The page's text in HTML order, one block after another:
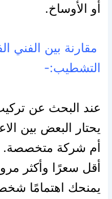
أو الأوساخ.
مقارنة بين الفني
التشطيب:-
عند البحث عن
يحتار البعض بين
أم شركة متخصصة.
أقل سعرًا وأكثر
يمنحك اهتمامًا